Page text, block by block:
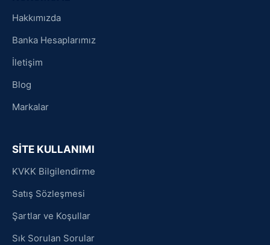
Hakkımızda
Banka Hesaplarımız
İletişim
Blog
Markalar
SİTE KULLANIMI
KVKK Bilgilendirme
Satış Sözleşmesi
Şartlar ve Koşullar
Sık Sorulan Sorular